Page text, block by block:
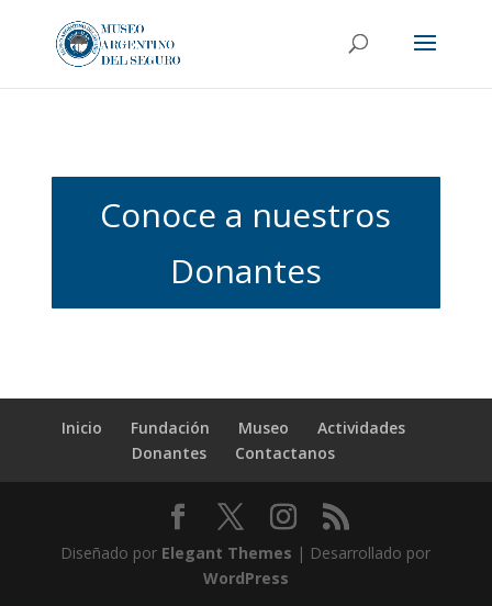
Conoce a nuestros
Donantes
Inicio Fundación Museo
Actividades
Donantes
Contactanos
Diseñado por Elegant Themes | Desarrollado por
WordPress